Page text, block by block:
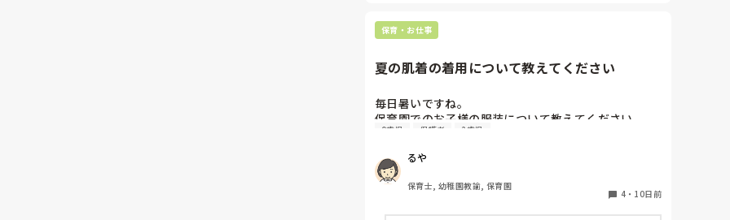
保育・お仕事
夏の肌着の着用について教えてください
毎日暑いですね。
保育園でのお子様の服装について教えてください。
いたのですが、4月から新しい園で勤務開始したとこ
ろ、肌着を着ていませんでした。
以前は夏も汗を吸わせるために肌着は必要ですと保護
者に説明していたのですが、肌着を着せていない今の
0歳児 保護者 2歳児
るや
保育士, 幼稚園教諭, 保育園
4・ 10日前